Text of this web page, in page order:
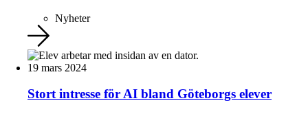
Nyheter
19 mars 2024
Stort intresse för AI bland Göteborgs elever